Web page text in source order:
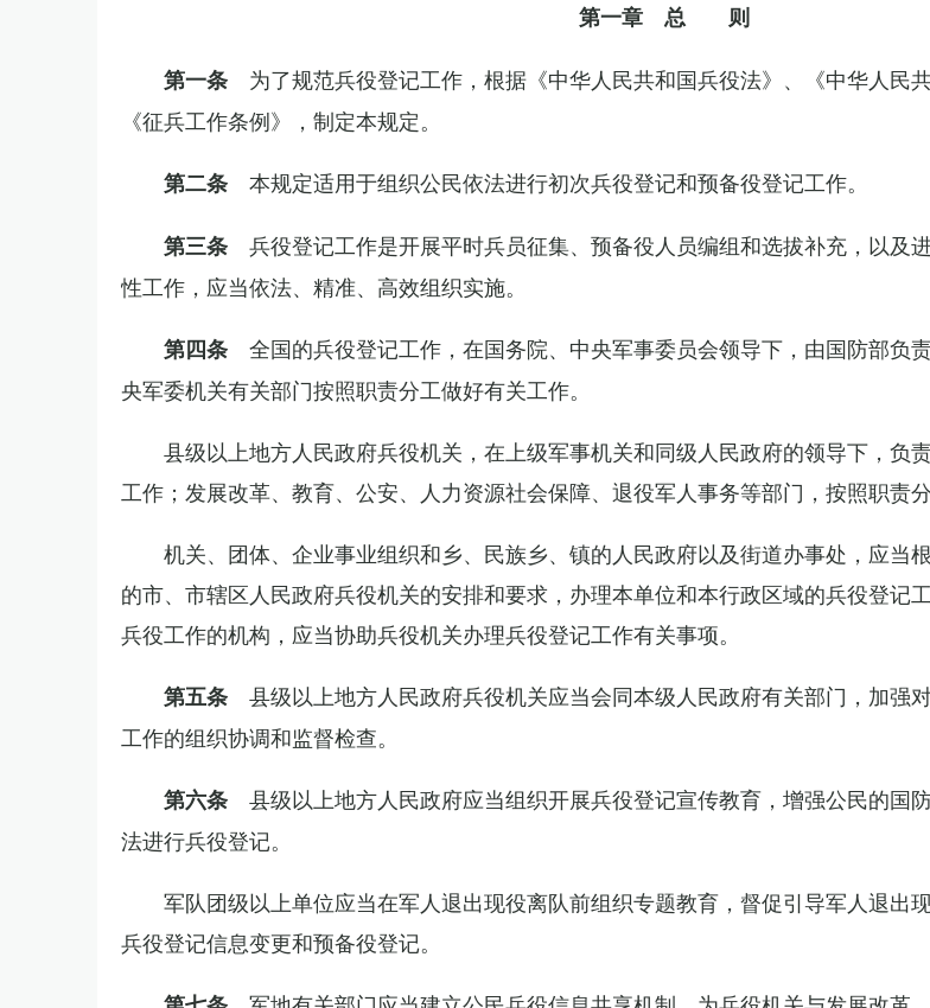
第一章 总 则
第一条 为了规范兵役登记工作，根据《中华人民共和国兵役法》、《中华人民
《征兵工作条例》，制定本规定。
第二条 本规定适用于组织公民依法进行初次兵役登记和预备役登记工作。
第三条 兵役登记工作是开展平时兵员征集、预备役人员编组和选拔补充，以及
性工作，应当依法、精准、高效组织实施。
第四条 全国的兵役登记工作，在国务院、中央军事委员会领导下，由国防部负
央军委机关有关部门按照职责分工做好有关工作。
县级以上地方人民政府兵役机关，在上级军事机关和同级人民政府的领导下，负
工作；发展改革、教育、公安、人力资源社会保障、退役军人事务等部门，按照职责
机关、团体、企业事业组织和乡、民族乡、镇的人民政府以及街道办事处，应当
的市、市辖区人民政府兵役机关的安排和要求，办理本单位和本行政区域的兵役登记
兵役工作的机构，应当协助兵役机关办理兵役登记工作有关事项。
第五条 县级以上地方人民政府兵役机关应当会同本级人民政府有关部门，加强
工作的组织协调和监督检查。
第六条 县级以上地方人民政府应当组织开展兵役登记宣传教育，增强公民的国
法进行兵役登记。
军队团级以上单位应当在军人退出现役离队前组织专题教育，督促引导军人退出
兵役登记信息变更和预备役登记。